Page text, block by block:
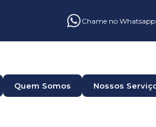
Chame no Whatsapp
Quem Somos Nossos